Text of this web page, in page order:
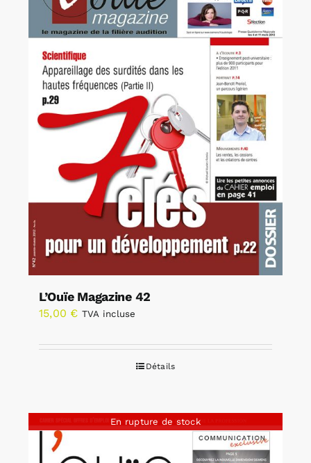
L’Ouïe Magazine 42
15,00 € TVA incluse
Détails
En rupture de stock